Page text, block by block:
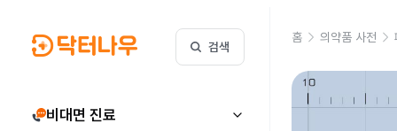
검색
비대면 진료
홈 의약품 사전